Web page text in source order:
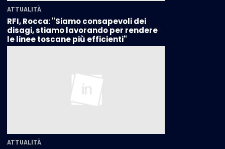
ATTUALITÀ
RFI, Rocca: "Siamo consapevoli dei
disagi, stiamo lavorando per rendere
le linee toscane più efficienti"
ATTUALITÀ